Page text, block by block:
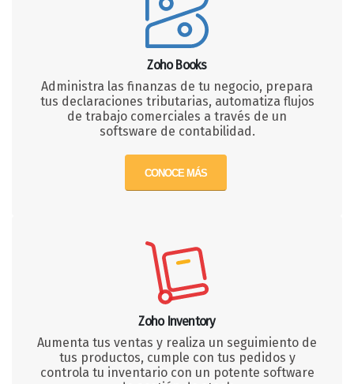
Zoho Books
Administra las finanzas de tu negocio, prepara
tus declaraciones tributarias, automatiza flujos
de trabajo comerciales a través de un
softsware de contabilidad.
CONOCE MÁS
Zoho Inventory
Aumenta tus ventas y realiza un seguimiento de
tus productos, cumple con tus pedidos y
controla tu inventario con un potente software